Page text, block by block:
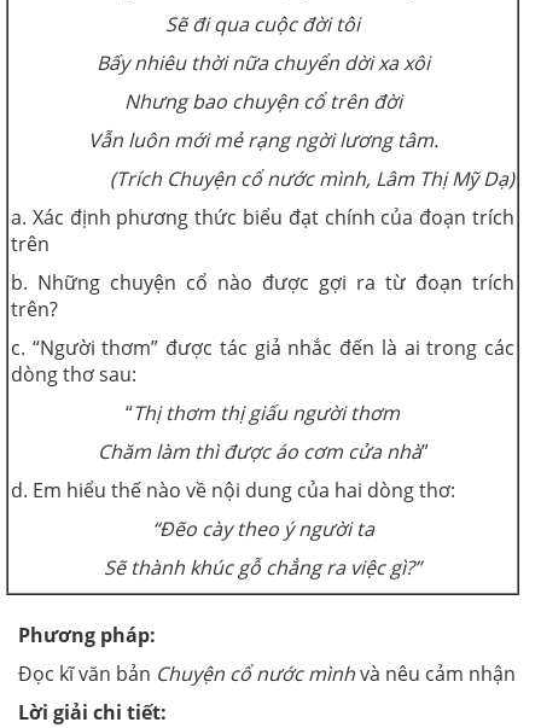
Sẽ đi qua cuộc đời tôi
Bấy nhiêu thời nữa chuyển dời xa xôi
Nhưng bao chuyện cổ trên đời
Vẫn luôn mới mẻ rạng ngời lương tâm.
(Trích Chuyện cổ nước mình, Lâm Thị Mỹ Dạ)
a. Xác định phương thức biểu đạt chính của đoạn trích
trên
b. Những chuyện cổ nào được gợi ra từ đoạn trích
trên?
c. “Người thơm” được tác giả nhắc đến là ai trong các
dòng thơ sau:
“Thị thơm thị giấu người thơm
Chăm làm thì được áo cơm cửa nhà”
d. Em hiểu thế nào về nội dung của hai dòng thơ:
“Đẽo cày theo ý người ta
Sẽ thành khúc gỗ chẳng ra việc gì?”
Phương pháp:
Đọc kĩ văn bản Chuyện cổ nước mìnhvà nêu cảm nhận
Lời giải chi tiết: